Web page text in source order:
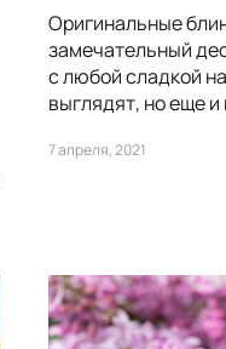
Оригинальные
замечательный
с любой сладкой
выглядят, но еще
7 апреля, 2021